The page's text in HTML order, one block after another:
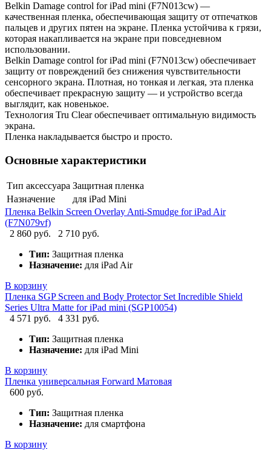
Belkin Damage control for iPad mini (F7N013cw) —
качественная пленка, обеспечивающая защиту от отпечатков
пальцев и других пятен на экране. Пленка устойчива к грязи,
которая накапливается на экране при повседневном
использовании.
Belkin Damage control for iPad mini (F7N013cw) обеспечивает
защиту от повреждений без снижения чувствительности
сенсорного экрана. Плотная, но тонкая и легкая, эта пленка
обеспечивает прекрасную защиту — и устройство всегда
выглядит, как новенькое.
Технология Tru Clear обеспечивает оптимальную видимость
экрана.
Пленка накладывается быстро и просто.
Основные характеристики
Тип аксессуара Защитная пленка
Назначение
для iPad Mini
Пленка Belkin Screen Overlay Anti-Smudge for iPad Air
(F7N079vf)
2 860 руб.
2 710 руб.
Тип: Защитная пленка
Назначение: для iPad Air
В корзину
Пленка SGP Screen and Body Protector Set Incredible Shield
Series Ultra Matte for iPad mini (SGP10054)
4 571 руб.
4 331 руб.
Тип: Защитная пленка
Назначение: для iPad Mini
В корзину
Пленка универсальная Forward Матовая
600 руб.
Тип: Защитная пленка
Назначение: для смартфона
В корзину